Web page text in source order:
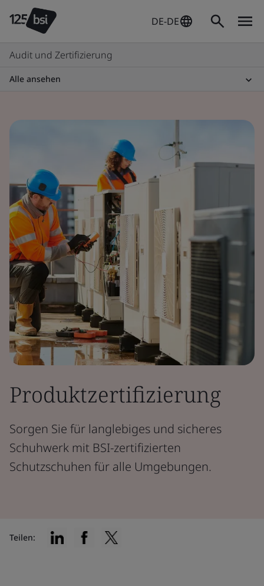
DE-DE
Audit und Zertifizierung
Alle ansehen
Produktzertifizierung
Sorgen Sie für langlebiges und sicheres
Schuhwerk mit BSI-zertifizierten
Schutzschuhen für alle Umgebungen.
Teilen: